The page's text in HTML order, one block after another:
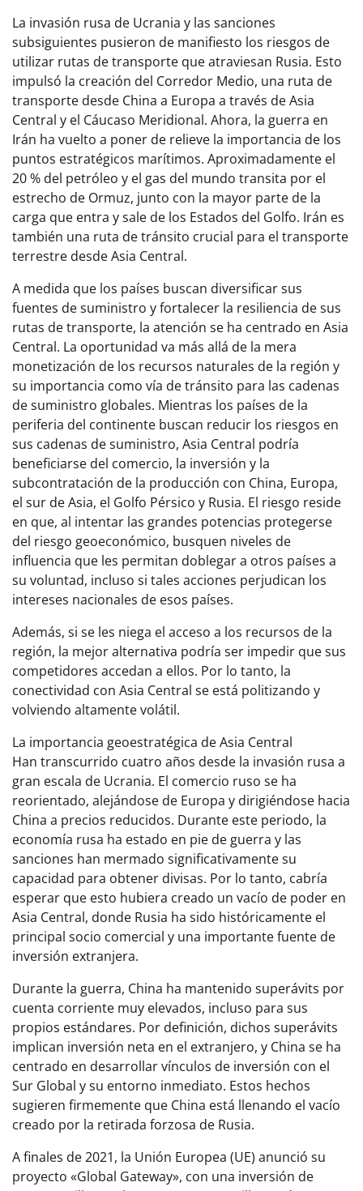
La invasión rusa de Ucrania y las sanciones
subsiguientes pusieron de manifiesto los riesgos de
utilizar rutas de transporte que atraviesan Rusia. Esto
impulsó la creación del Corredor Medio, una ruta de
transporte desde China a Europa a través de Asia
Central y el Cáucaso Meridional. Ahora, la guerra en
Irán ha vuelto a poner de relieve la importancia de los
puntos estratégicos marítimos. Aproximadamente el
20 % del petróleo y el gas del mundo transita por el
estrecho de Ormuz, junto con la mayor parte de la
carga que entra y sale de los Estados del Golfo. Irán es
también una ruta de tránsito crucial para el transporte
terrestre desde Asia Central.
A medida que los países buscan diversificar sus
fuentes de suministro y fortalecer la resiliencia de sus
rutas de transporte, la atención se ha centrado en Asia
Central. La oportunidad va más allá de la mera
monetización de los recursos naturales de la región y
su importancia como vía de tránsito para las cadenas
de suministro globales. Mientras los países de la
periferia del continente buscan reducir los riesgos en
sus cadenas de suministro, Asia Central podría
beneficiarse del comercio, la inversión y la
subcontratación de la producción con China, Europa,
el sur de Asia, el Golfo Pérsico y Rusia. El riesgo reside
en que, al intentar las grandes potencias protegerse
del riesgo geoeconómico, busquen niveles de
influencia que les permitan doblegar a otros países a
su voluntad, incluso si tales acciones perjudican los
intereses nacionales de esos países.
Además, si se les niega el acceso a los recursos de la
región, la mejor alternativa podría ser impedir que sus
competidores accedan a ellos. Por lo tanto, la
conectividad con Asia Central se está politizando y
volviendo altamente volátil.
La importancia geoestratégica de Asia Central
Han transcurrido cuatro años desde la invasión rusa a
gran escala de Ucrania. El comercio ruso se ha
reorientado, alejándose de Europa y dirigiéndose hacia
China a precios reducidos. Durante este periodo, la
economía rusa ha estado en pie de guerra y las
sanciones han mermado significativamente su
capacidad para obtener divisas. Por lo tanto, cabría
esperar que esto hubiera creado un vacío de poder en
Asia Central, donde Rusia ha sido históricamente el
principal socio comercial y una importante fuente de
inversión extranjera.
Durante la guerra, China ha mantenido superávits por
cuenta corriente muy elevados, incluso para sus
propios estándares. Por definición, dichos superávits
implican inversión neta en el extranjero, y China se ha
centrado en desarrollar vínculos de inversión con el
Sur Global y su entorno inmediato. Estos hechos
sugieren firmemente que China está llenando el vacío
creado por la retirada forzosa de Rusia.
A finales de 2021, la Unión Europea (UE) anunció su
proyecto «Global Gateway», con una inversión de